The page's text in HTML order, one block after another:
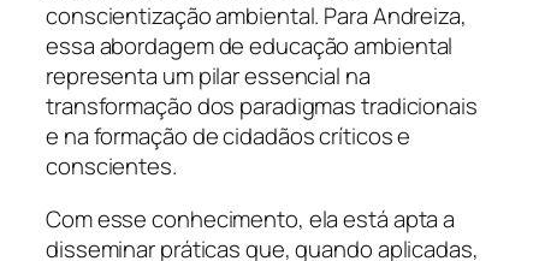
conscientização ambiental. Para Andreiza,
essa abordagem de educação ambiental
representa um pilar essencial na
transformação dos paradigmas tradicionais
e na formação de cidadãos críticos e
conscientes.
Com esse conhecimento, ela está apta a
disseminar práticas que, quando aplicadas,